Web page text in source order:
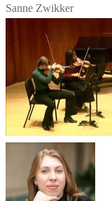
Sanne Zwikker